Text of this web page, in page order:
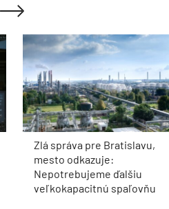
Zlá správa pre Bratislavu,
mesto odkazuje:
Nepotrebujeme ďalšiu
veľkokapacitnú spaľovňu